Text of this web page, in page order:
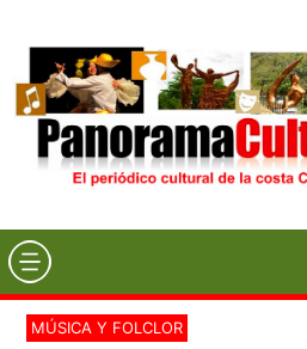
MÚSICA Y FOLCLOR